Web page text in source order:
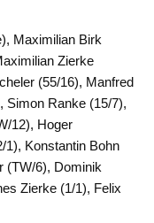
Maximilian Birk
Zierke
(55/16), Manfred
Simon Ranke (15/7),
12), Hoger
1), Konstantin Bohn
(TW/6), Dominik
Zierke (1/1), Felix